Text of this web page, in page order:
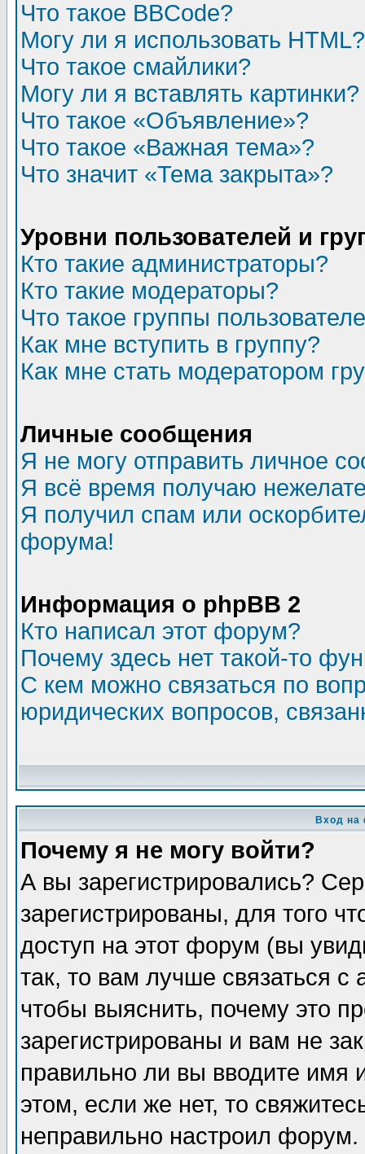
Что такое BBCode?
Могу ли я использовать HTML?
Что такое смайлики?
Могу ли я вставлять картинки?
Что такое «Объявление»?
Что такое «Важная тема»?
Что значит «Тема закрыта»?
Уровни пользователей и
Кто такие администраторы?
Кто такие модераторы?
Что такое группы
Как мне вступить в группу?
Как мне стать модератором
Личные сообщения
Я не могу отправить личное
Я всё время получаю
Я получил спам или
форума!
Информация о phpBB 2
Кто написал этот форум?
Почему здесь нет такой-то
С кем можно связаться по
юридических вопросов,
Вход на
Почему я не могу войти?
А вы зарегистрировались?
зарегистрированы, для того
доступ на этот форум (вы
так, то вам лучше связаться
чтобы выяснить, почему это
зарегистрированы и вам не
правильно ли вы вводите
этом, если же нет, то
неправильно настроил форум.